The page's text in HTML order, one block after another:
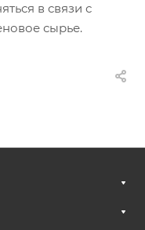
в связи с
сырье.